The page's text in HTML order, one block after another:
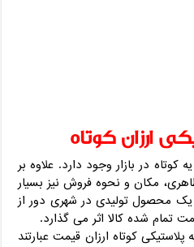
ارزان کوتاه
در بازار وجود دارد. علاوه بر
مکان و نحوه فروش نیز بسیار
محصول تولیدی در شهری دور از
تمام شده کالا اثر می گذارد.
پلاستیکی کوتاه ارزان قیمت عبارتند